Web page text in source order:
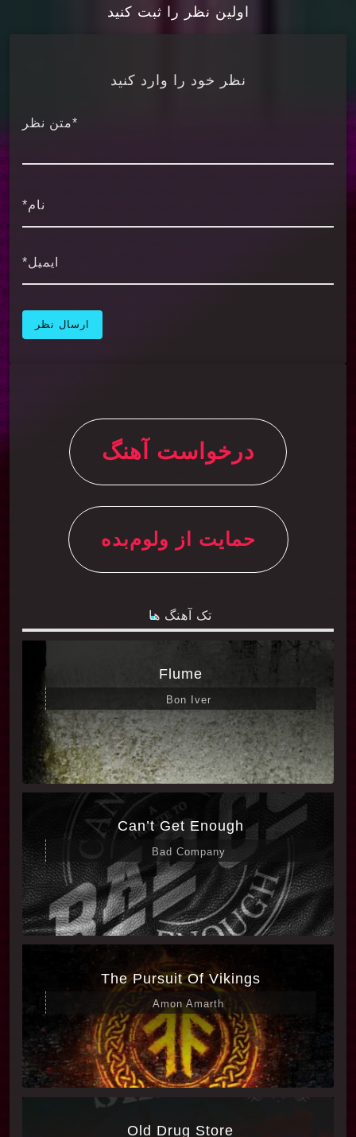
اولین نظر را ثبت کنید
نظر خود را وارد کنید
*متن نظر
نام*
ایمیل*
درخواست آهنگ
حمایت از ولوم‌بده
تک آهنگ ها
Flume
Bon Iver
Can’t Get Enough
Bad Company
The Pursuit Of Vikings
Amon Amarth
Old Drug Store